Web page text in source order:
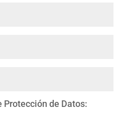
de Datos: